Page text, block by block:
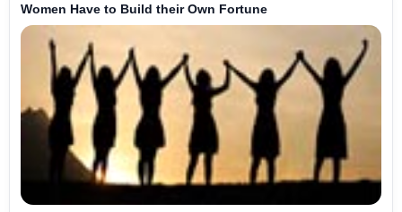
Women Have to Build their Own Fortune